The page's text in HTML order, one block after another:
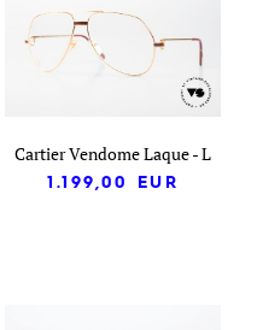
Cartier Vendome Laque - L
1.199,00
EUR